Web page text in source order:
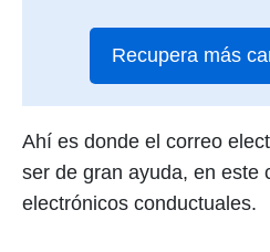
Recupera más
Ahí es donde el correo
ser de gran ayuda, en este
electrónicos conductuales.